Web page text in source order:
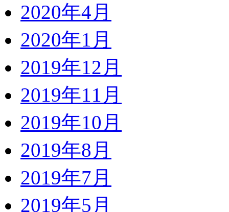
2020年4月
2020年1月
2019年12月
2019年11月
2019年10月
2019年8月
2019年7月
2019年5月